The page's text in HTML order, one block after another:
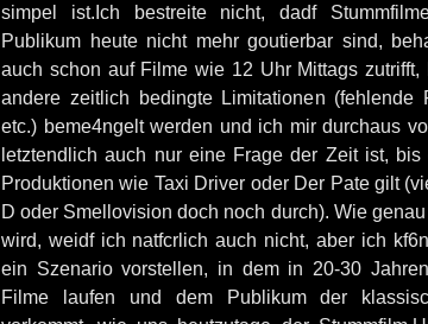
simpel ist.Ich bestreite nicht, dadf
Publikum heute nicht mehr goutierbar sind,
auch schon auf Filme wie 12 Uhr Mittags
andere zeitlich bedingte Limitationen (fehlende
etc.) beme4ngelt werden und ich mir durchaus
letztendlich auch nur eine Frage der Zeit ist,
Produktionen wie Taxi Driver oder Der Pate gilt
D oder Smellovision doch noch durch). Wie
wird, weidf ich natfcrlich auch nicht, aber ich
ein Szenario vorstellen, in dem in 20-30
Filme laufen und dem Publikum der